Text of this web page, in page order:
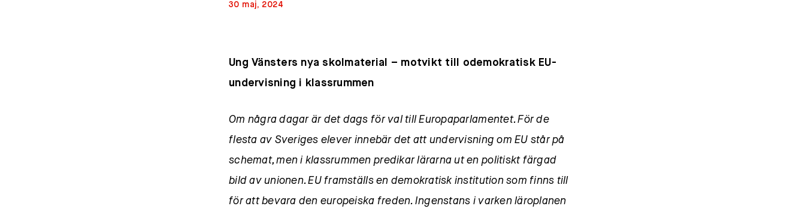
30 maj, 2024
Ung Vänsters nya skolmaterial – motvikt till odemokratisk EU-
undervisning i klassrummen
Om några dagar är det dags för val till Europaparlamentet. För de
flesta av Sveriges elever innebär det att undervisning om EU står på
schemat, men i klassrummen predikar lärarna ut en politiskt färgad
bild av unionen. EU framställs en demokratisk institution som finns till
för att bevara den europeiska freden. Ingenstans i varken läroplanen